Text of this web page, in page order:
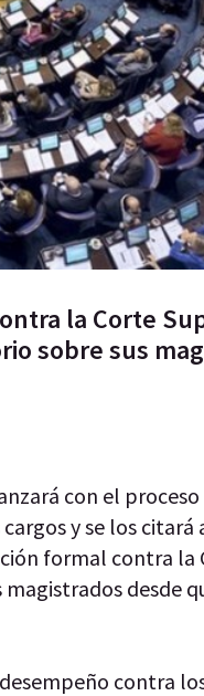
la Corte
sobre sus
con el
y se los citará
formal contra la
desde
contra